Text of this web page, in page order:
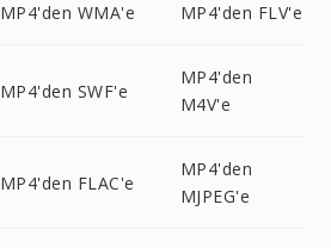
MP4'den WMA'e MP4'den FLV'e
MP4'den SWF'e
MP4'den
M4V'e
MP4'den FLAC'e
MP4'den
MJPEG'e